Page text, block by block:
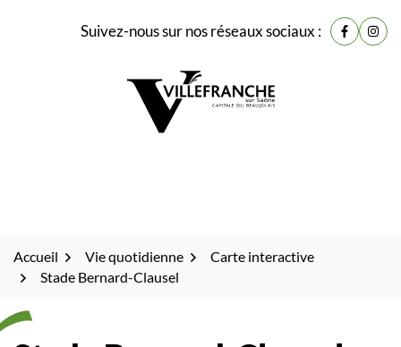
Suivez-nous sur nos réseaux sociaux : Lien vers
Lien
Accueil Vie quotidienne
Carte interactive
Stade Bernard-Clausel